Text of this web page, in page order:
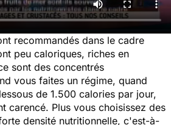
recommandés dans le cadre
peu caloriques, riches en
sont des concentrés
vous faites un régime, quand
de 1.500 calories par jour,
carencé. Plus vous choisissez des
densité nutritionnelle, c'est-à-